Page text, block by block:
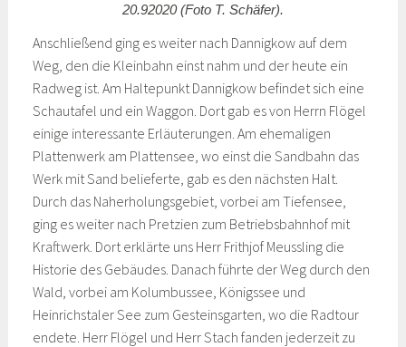
20.92020 (Foto T. Schäfer).
Anschließend ging es weiter nach Dannigkow auf dem
Weg, den die Kleinbahn einst nahm und der heute ein
Radweg ist. Am Haltepunkt Dannigkow befindet sich eine
Schautafel und ein Waggon. Dort gab es von Herrn Flögel
einige interessante Erläuterungen. Am ehemaligen
Plattenwerk am Plattensee, wo einst die Sandbahn das
Werk mit Sand belieferte, gab es den nächsten Halt.
Durch das Naherholungsgebiet, vorbei am Tiefensee,
ging es weiter nach Pretzien zum Betriebsbahnhof mit
Kraftwerk. Dort erklärte uns Herr Frithjof Meussling die
Historie des Gebäudes. Danach führte der Weg durch den
Wald, vorbei am Kolumbussee, Königssee und
Heinrichstaler See zum Gesteinsgarten, wo die Radtour
endete. Herr Flögel und Herr Stach fanden jederzeit zu